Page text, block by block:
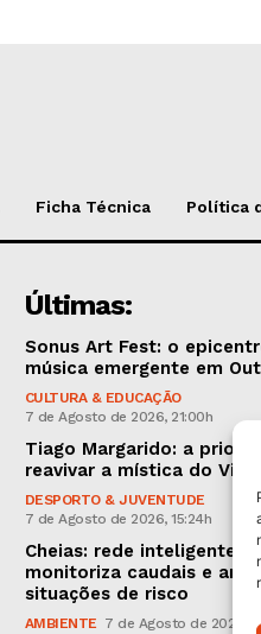
Ficha Técnica Política
Últimas:
Sonus Art Fest: o
música emergente em
CULTURA & EDUCAÇÃO
7 de Agosto de 2026, 21:00h
Tiago Margarido: a
reavivar a mística do
DESPORTO & JUVENTUDE
7 de Agosto de 2026, 15:24h
Cheias: rede inteligente
monitoriza caudais e
situações de risco
AMBIENTE 7 de Agosto de 2026,